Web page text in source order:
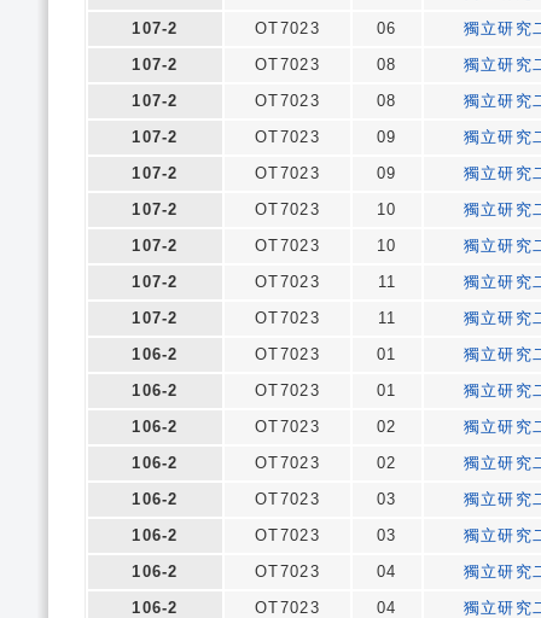
107-2
OT7023 06
獨立研究
107-2
OT7023 08
獨立研究
107-2
OT7023 08
獨立研究
107-2
OT7023 09
獨立研究
107-2
OT7023 09
獨立研究
107-2
OT7023 10
獨立研究
107-2
OT7023 10
獨立研究
107-2
OT7023 11
獨立研究
107-2
OT7023 11
獨立研究
106-2
OT7023 01
獨立研究
106-2
OT7023 01
獨立研究
106-2
OT7023 02
獨立研究
106-2
OT7023 02
獨立研究
106-2
OT7023 03
獨立研究
106-2
OT7023 03
獨立研究
106-2
OT7023 04
獨立研究
106-2
OT7023 04
獨立研究